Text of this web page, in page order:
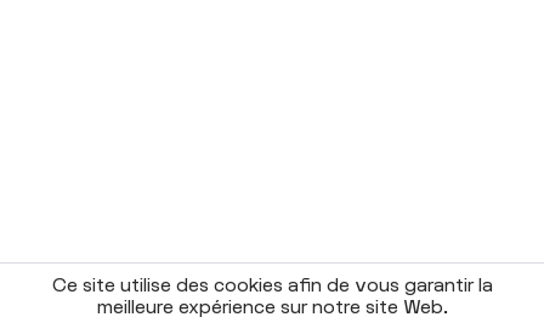
Ce site utilise des cookies afin de vous garantir la
meilleure expérience sur notre site Web.